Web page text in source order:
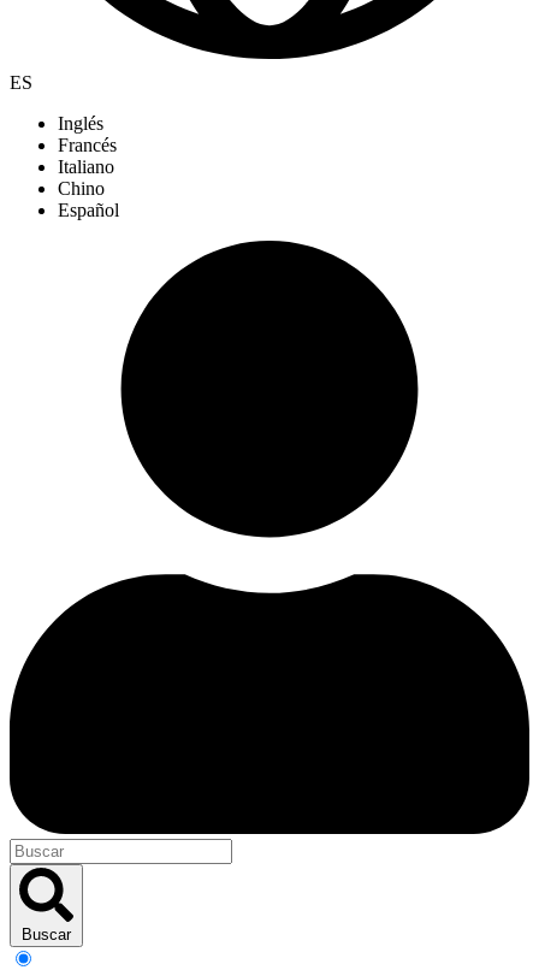
ES
Inglés
Francés
Italiano
Chino
Español
Buscar